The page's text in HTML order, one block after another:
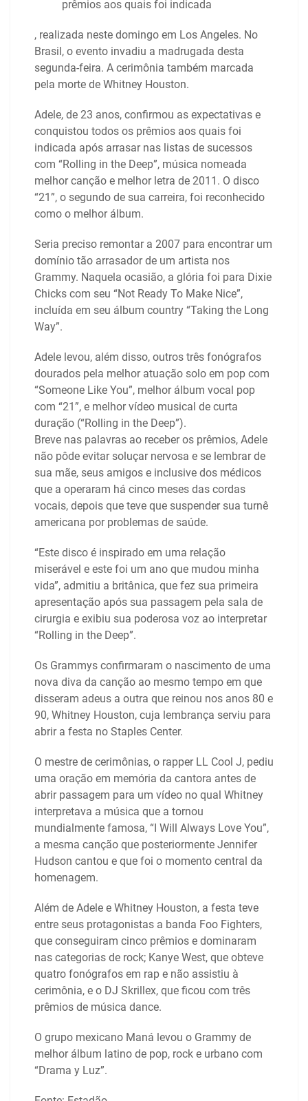
prêmios aos quais foi indicada
, realizada neste domingo em Los Angeles. No
Brasil, o evento invadiu a madrugada desta
segunda-feira. A cerimônia também marcada
pela morte de Whitney Houston.
Adele, de 23 anos, confirmou as expectativas e
conquistou todos os prêmios aos quais foi
indicada após arrasar nas listas de sucessos
com “Rolling in the Deep”, música nomeada
melhor canção e melhor letra de 2011. O disco
“21”, o segundo de sua carreira, foi reconhecido
como o melhor álbum.
Seria preciso remontar a 2007 para encontrar um
domínio tão arrasador de um artista nos
Grammy. Naquela ocasião, a glória foi para Dixie
Chicks com seu “Not Ready To Make Nice”,
incluída em seu álbum country “Taking the Long
Way”.
Adele levou, além disso, outros três fonógrafos
dourados pela melhor atuação solo em pop com
“Someone Like You”, melhor álbum vocal pop
com “21”, e melhor vídeo musical de curta
duração (“Rolling in the Deep”).
Breve nas palavras ao receber os prêmios, Adele
não pôde evitar soluçar nervosa e se lembrar de
sua mãe, seus amigos e inclusive dos médicos
que a operaram há cinco meses das cordas
vocais, depois que teve que suspender sua turnê
americana por problemas de saúde.
“Este disco é inspirado em uma relação
miserável e este foi um ano que mudou minha
vida”, admitiu a britânica, que fez sua primeira
apresentação após sua passagem pela sala de
cirurgia e exibiu sua poderosa voz ao interpretar
“Rolling in the Deep”.
Os Grammys confirmaram o nascimento de uma
nova diva da canção ao mesmo tempo em que
disseram adeus a outra que reinou nos anos 80 e
90, Whitney Houston, cuja lembrança serviu para
abrir a festa no Staples Center.
O mestre de cerimônias, o rapper LL Cool J, pediu
uma oração em memória da cantora antes de
abrir passagem para um vídeo no qual Whitney
interpretava a música que a tornou
mundialmente famosa, “I Will Always Love You”,
a mesma canção que posteriormente Jennifer
Hudson cantou e que foi o momento central da
homenagem.
Além de Adele e Whitney Houston, a festa teve
entre seus protagonistas a banda Foo Fighters,
que conseguiram cinco prêmios e dominaram
nas categorias de rock; Kanye West, que obteve
quatro fonógrafos em rap e não assistiu à
cerimônia, e o DJ Skrillex, que ficou com três
prêmios de música dance.
O grupo mexicano Maná levou o Grammy de
melhor álbum latino de pop, rock e urbano com
“Drama y Luz”.